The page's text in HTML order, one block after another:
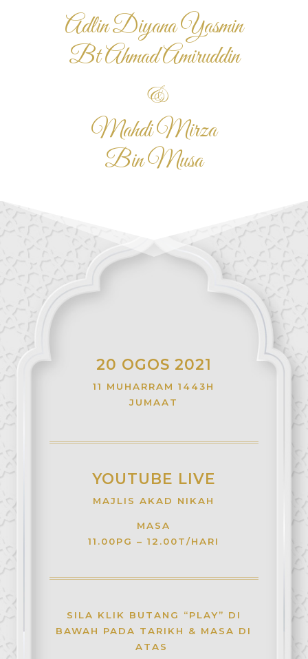
Adlin Diyana Yasmin
Bt Ahmad Amiruddin
&
Mahdi Mirza
Bin Musa
20 OGOS 2021
11 MUHARRAM 1443H
JUMAAT
YOUTUBE LIVE
MAJLIS AKAD NIKAH
MASA
11.00PG – 12.00T/HARI
SILA KLIK BUTANG “PLAY” DI
BAWAH PADA TARIKH & MASA DI
ATAS